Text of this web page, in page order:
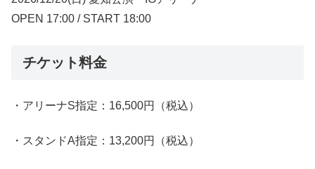
OPEN 17:00 / START 18:00
チケット料金
・アリーナS指定：16,500円（税込）
・スタンドA指定：13,200円（税込）